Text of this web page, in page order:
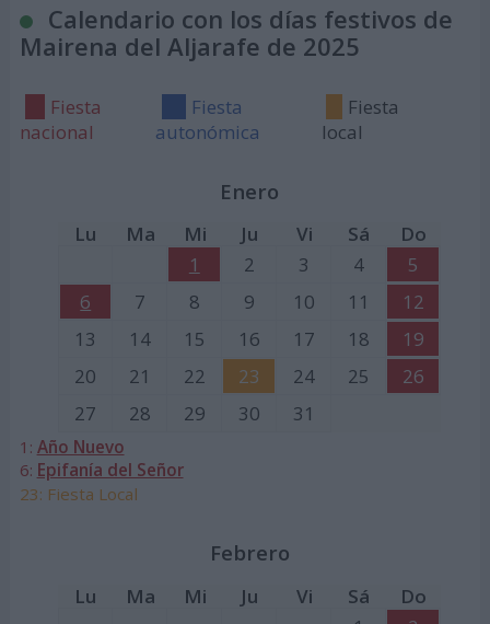
Calendario con los días festivos de
Mairena del Aljarafe de 2025
Fiesta
nacional
Fiesta
autonómica
Fiesta
local
Enero
Lu Ma Mi Ju Vi Sá
Do
1
2 3 4
5
6
7 8 9 10 11
12
13
14 15 16 17 18
19
20
21 22 23 24 25
26
27
28 29 30 31
1: Año Nuevo
6: Epifanía del Señor
23: Fiesta Local
Febrero
Lu Ma Mi Ju Vi Sá
Do